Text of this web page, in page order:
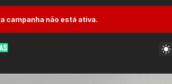
campanha não está ativa.